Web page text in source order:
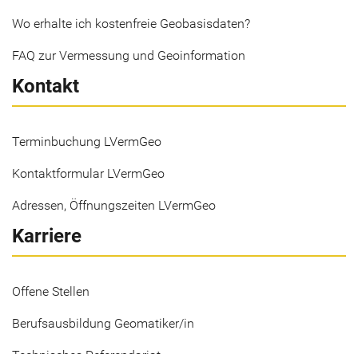
Wo erhalte ich kostenfreie Geobasisdaten?
FAQ zur Vermessung und Geoinformation
Kontakt
Terminbuchung LVermGeo
Kontaktformular LVermGeo
Adressen, Öffnungszeiten LVermGeo
Karriere
Offene Stellen
Berufsausbildung Geomatiker/in